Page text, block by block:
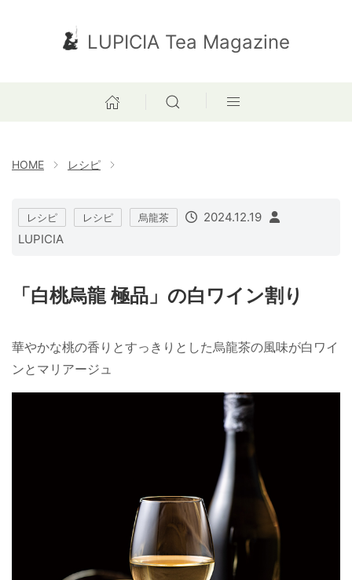
LUPICIA Tea Magazine
HOME レシピ
レシピ レシピ 烏龍茶
2024.12.19
LUPICIA
「白桃烏龍 極品」の白ワイン割り
華やかな桃の香りとすっきりとした烏龍茶の風味が白ワイ
ンとマリアージュ